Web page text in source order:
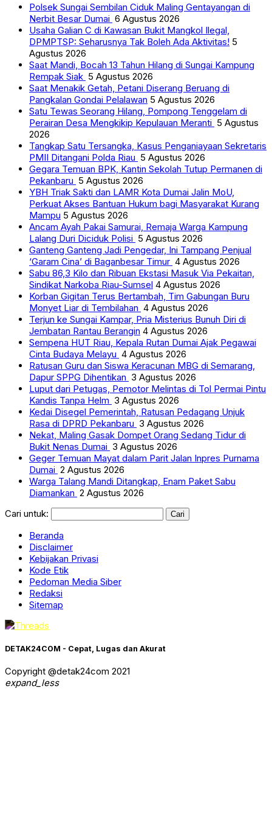
Polsek Sungai Sembilan Ciduk Maling Gentayangan di
Nerbit Besar Dumai 6 Agustus 2026
Usaha Galian C di Kawasan Bukit Mangkol Ilegal,
DPMPTSP: Seharusnya Tak Boleh Ada Aktivitas! 5
Agustus 2026
Saat Mandi, Bocah 13 Tahun Hilang di Sungai Kampung
Rempak Siak 5 Agustus 2026
Saat Menakik Getah, Petani Diserang Beruang di
Pangkalan Gondai Pelalawan 5 Agustus 2026
Satu Tewas Seorang Hilang, Pompong Tenggelam di
Perairan Desa Mengkikip Kepulauan Meranti 5 Agustus
2026
Tangkap Satu Tersangka, Kasus Penganiayaan Sekretaris
PMII Ditangani Polda Riau 5 Agustus 2026
Gegara Temuan BPK, Kantin Sekolah Tutup Permanen di
Pekanbaru 5 Agustus 2026
YBH Triak Sakti dan LAMR Kota Dumai Jalin MoU,
Perkuat Akses Bantuan Hukum bagi Masyarakat Kurang
Mampu 5 Agustus 2026
Ancam Ayah Pakai Samurai, Remaja Warga Kampung
Lalang Duri Diciduk Polisi 5 Agustus 2026
Ganteng Ganteng Jadi Pengedar, Ini Tampang Penjual
‘Garam Cina’ di Baganbesar Timur 4 Agustus 2026
Sabu 86,3 Kilo dan Ribuan Ekstasi Masuk Via Pekaitan,
Sindikat Narkoba Riau-Sumsel 4 Agustus 2026
Korban Gigitan Terus Bertambah, Tim Gabungan Buru
Monyet Liar di Tembilahan 4 Agustus 2026
Terjun ke Sungai Kampar, Pria Misterius Bunuh Diri di
Jembatan Rantau Berangin 4 Agustus 2026
Sempena HUT Riau, Kepala Rutan Dumai Ajak Pegawai
Cinta Budaya Melayu 4 Agustus 2026
Ratusan Guru dan Siswa Keracunan MBG di Semarang,
Dapur SPPG Dihentikan 3 Agustus 2026
Luput dari Petugas, Pemotor Melintas di Tol Permai Pintu
Kandis Tanpa Helm 3 Agustus 2026
Kedai Disegel Pemerintah, Ratusan Pedagang Unjuk
Rasa di DPRD Pekanbaru 3 Agustus 2026
Nekat, Maling Gasak Dompet Orang Sedang Tidur di
Bukit Nenas Dumai 3 Agustus 2026
Geger Temuan Mayat dalam Parit Jalan Inpres Purnama
Dumai 2 Agustus 2026
Warga Talang Mandi Ditangkap, Enam Paket Sabu
Diamankan 2 Agustus 2026
Cari untuk:
Beranda
Disclaimer
Kebijakan Privasi
Kode Etik
Pedoman Media Siber
Redaksi
Sitemap
DETAK24COM - Cepat, Lugas dan Akurat
Copyright @detak24com 2021
expand_less